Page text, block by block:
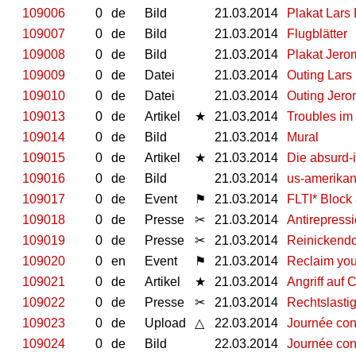
109006 0 de Bild 21.03.2014
Plakat Lars
109007
0 de Bild 21.03.2014
Flugblätter
109008
0 de Bild 21.03.2014
Plakat
109009
0 de Datei 21.03.2014
Outing
109010
0 de Datei 21.03.2014
Outing
109013
0 de Artikel ★ 21.03.2014
Troubles
109014
0 de Bild 21.03.2014
Mural
109015
0 de Artikel ★ 21.03.2014
Die
109016
0 de Bild 21.03.2014
us-
109017
0 de Event ⚑ 21.03.2014
FLTI*
109018
0 de Presse ✂ 21.03.2014
109019
0 de Presse ✂ 21.03.2014
109020
0 en Event ⚑ 21.03.2014
Reclaim
109021
0 de Artikel ★ 21.03.2014
Angriff auf
109022
0 de Presse ✂ 21.03.2014
109023
0 de Upload △ 22.03.2014
Journée
109024
0 de Bild 22.03.2014 Journée